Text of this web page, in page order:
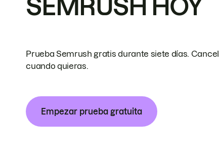
SEMRUSH HOY
Prueba Semrush gratis durante siete días.
cuando quieras.
Empezar prueba gratuita